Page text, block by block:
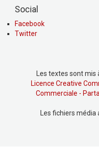
Social
Facebook
Twitter
Les textes sont mis
Licence Creative
Commerciale -
Les fichiers